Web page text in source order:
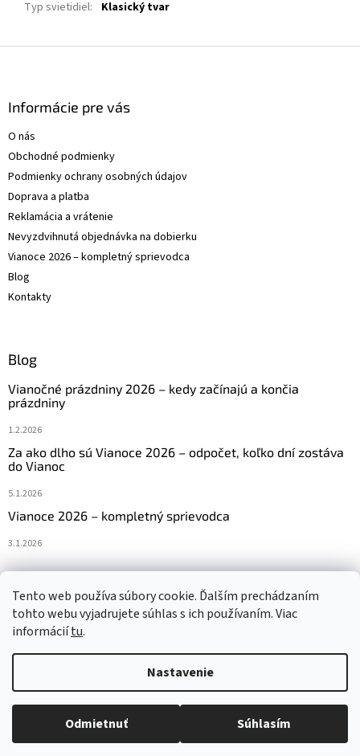
Tento web používa súbory cookie. Ďalším prechádzaním
tohto webu vyjadrujete súhlas s ich používaním. Viac
informáciítu.
Nastavenie
Odmietnuť Súhlasím
Typ svietidiel: Klasický tvar
Informácie pre vás
O nás
Obchodné podmienky
Podmienky ochrany osobných údajov
Doprava a platba
Reklamácia a vrátenie
Nevyzdvihnutá objednávka na dobierku
Vianoce 2026 – kompletný sprievodca
Blog
Kontakty
Blog
Vianočné prázdniny 2026 – kedy začínajú a končia
prázdniny
1.2.2026
Za ako dlho sú Vianoce 2026 – odpočet, koľko dní zostáva
do Vianoc
5.1.2026
Vianoce 2026 – kompletný sprievodca
3.1.2026
Navštívte aj náš český e-shop www.vanocniretezy.cz
Vytvoril Shoptet
Copyright 2026Vianocneretaze.sk . Všetky práva vyhradené.